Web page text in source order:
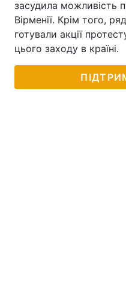
Контакти
Послуги
засудила можливість
Вірменії. Крім того,
готували акції
цього заходу в країні.